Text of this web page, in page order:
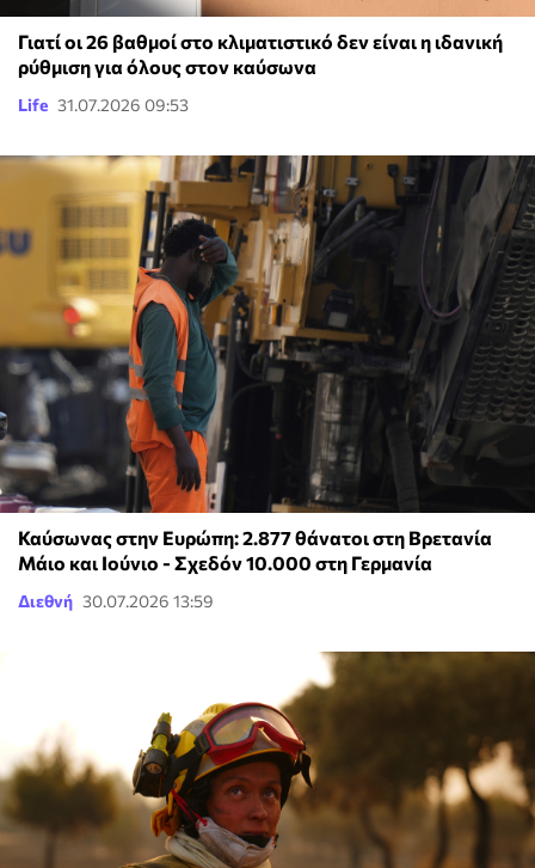
Γιατί οι 26 βαθμοί στο κλιματιστικό δεν είναι η ιδανική
ρύθμιση για όλους στον καύσωνα
Life 31.07.2026 09:53
Καύσωνας στην Ευρώπη: 2.877 θάνατοι στη Βρετανία
Μάιο και Ιούνιο - Σχεδόν 10.000 στη Γερμανία
Διεθνή 30.07.2026 13:59